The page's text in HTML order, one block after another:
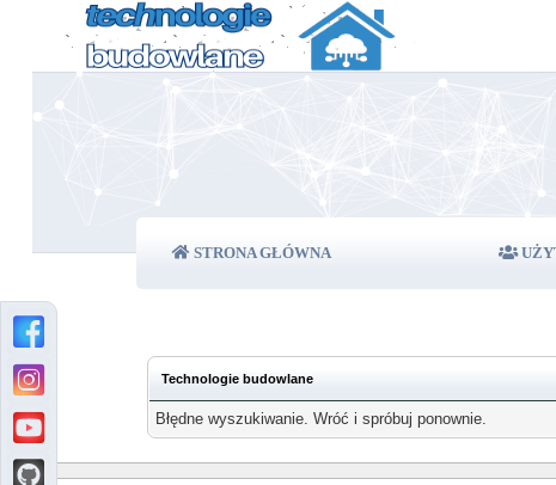
STRONA GŁÓWNA
Technologie budowlane
Błędne wyszukiwanie. Wróć i spróbuj ponownie.